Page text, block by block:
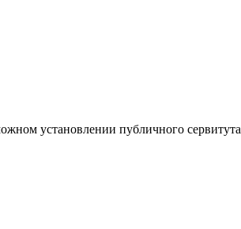
установлении публичного сервитута